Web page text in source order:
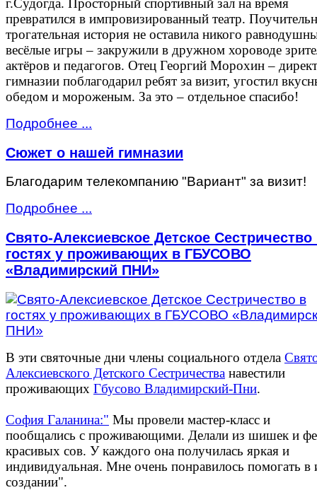
г.Судогда. Просторный спортивный зал на время
превратился в импровизированный театр.
трогательная история не оставила никого
весёлые игры – закружили в дружном хороводе
актёров и педагогов. Отец Георгий Морохин –
гимназии поблагодарил ребят за визит, угостил
обедом и мороженым. За это – отдельное спасибо!
Подробнее ...
Сюжет о нашей гимназии
Благодарим телекомпанию "Вариант" за визит!
Подробнее ...
Свято-Алексиевское Детское Сестричество
гостях у проживающих в ГБУСОВО
«Владимирский ПНИ»
В эти святочные дни члены социального отдела
Алексиевского Детского Сестричества навестили
проживающих Гбусово Владимирский-Пни.
София Галанина:" Мы провели мастер-класс и
пообщались с проживающими. Делали из шишек и
красивых сов. У каждого она получилась яркая и
индивидуальная. Мне очень понравилось помогать в
создании".